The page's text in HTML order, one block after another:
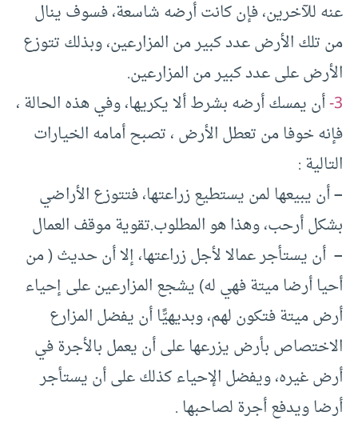
عنه للآخرين، فإن كانت أرضه شاسعة، فسوف ينال
من تلك الأرض عدد كبير من المزارعين، وبذلك تتوزع
الأرض على عدد كبير من المزارعين.
3- أن يمسك أرضه بشرط ألا يكريها، وفي هذه الحالة ،
فإنه خوفا من تعطل الأرض ، تصبح أمامه الخيارات
التالية :
–أن يبيعها لمن يستطيع زراعتها، فتتوزع الأراضي
بشكل أرحب، وهذا هو المطلوب.تقوية موقف العمال
– أن يستأجر عمالا لأجل زراعتها، إلا أن حديث ( من
أحيا أرضا ميتة فهي له) يشجع المزارعين على إحياء
أرض ميتة فتكون لهم، وبديهيًّا أن يفضل المزارع
الاختصاص بأرض يزرعها على أن يعمل بالأجرة في
أرض غيره، ويفضل الإحياء كذلك على أن يستأجر
أرضا ويدفع أجرة لصاحبها .